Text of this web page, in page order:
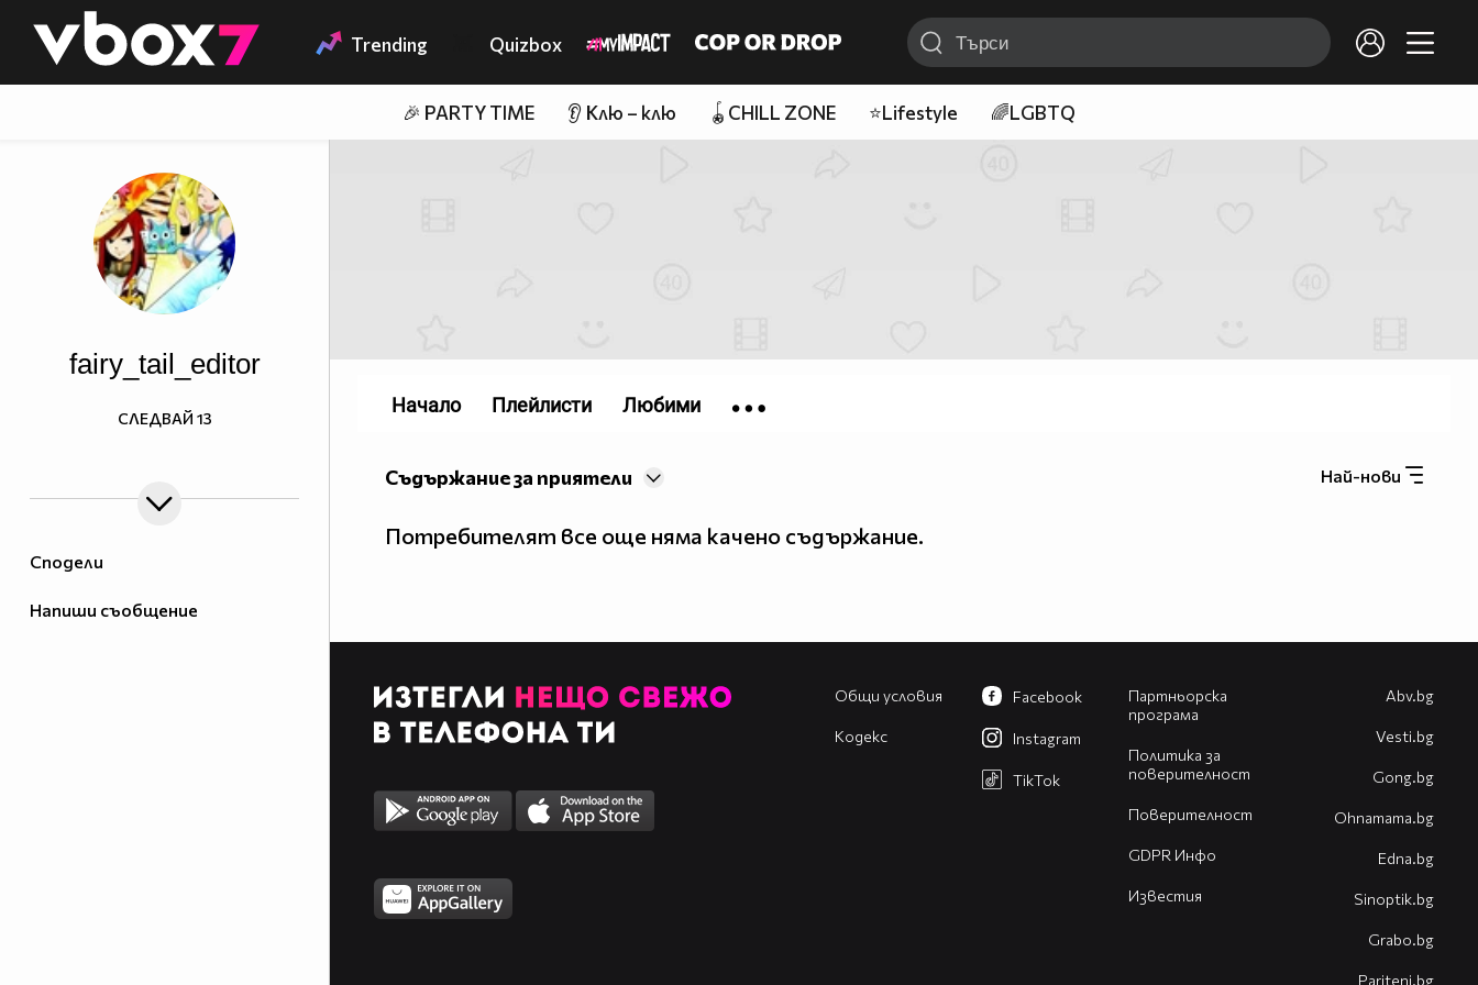
👾 Trending Quizbox
🎉 PARTY TIME 👂 Клю – клю 🪀CHILL ZONE ⭐Lifestyle 🌈LGBTQ
Сподели
Напиши съобщение
fairy_tail_editor
СЛЕДВАЙ 13
Най-нови
Съдържание за приятели
Потребителят все още няма качено съдържание.
Начало Плейлисти Любими
Общи условия
Кодекс
Партньорска
програма
Политика за
поверителност
Поверителност
GDPR Инфо
Известия
Facebook
Instagram
TikTok
Abv.bg
Vesti.bg
Gong.bg
Оhnamama.bg
Edna.bg
Sinoptik.bg
Grabo.bg
Pariteni.bg